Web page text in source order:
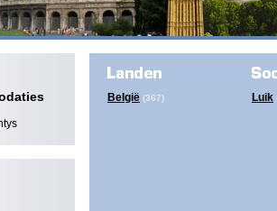
België (367) Luik